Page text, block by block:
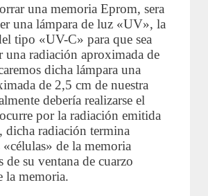
una memoria Eprom, sera
una lámpara de luz «UV», la
tipo «UV-C» para que sea
una radiación aproximada de
dicha lámpara una
de 2,5 cm de nuestra
debería realizarse el
por la radiación emitida
dicha radiación termina
«células» de la memoria
de su ventana de cuarzo
la memoria.